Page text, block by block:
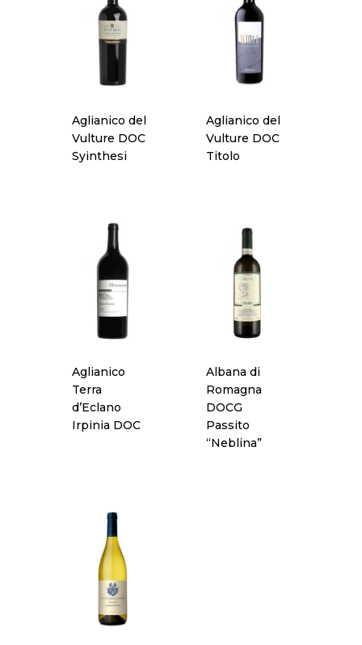
Aglianico del
Vulture DOC
Syinthesi
Aglianico del
Vulture DOC
Titolo
Aglianico
Terra
d’Eclano
Irpinia DOC
Albana di
Romagna
DOCG
Passito
“Neblina”
Concept